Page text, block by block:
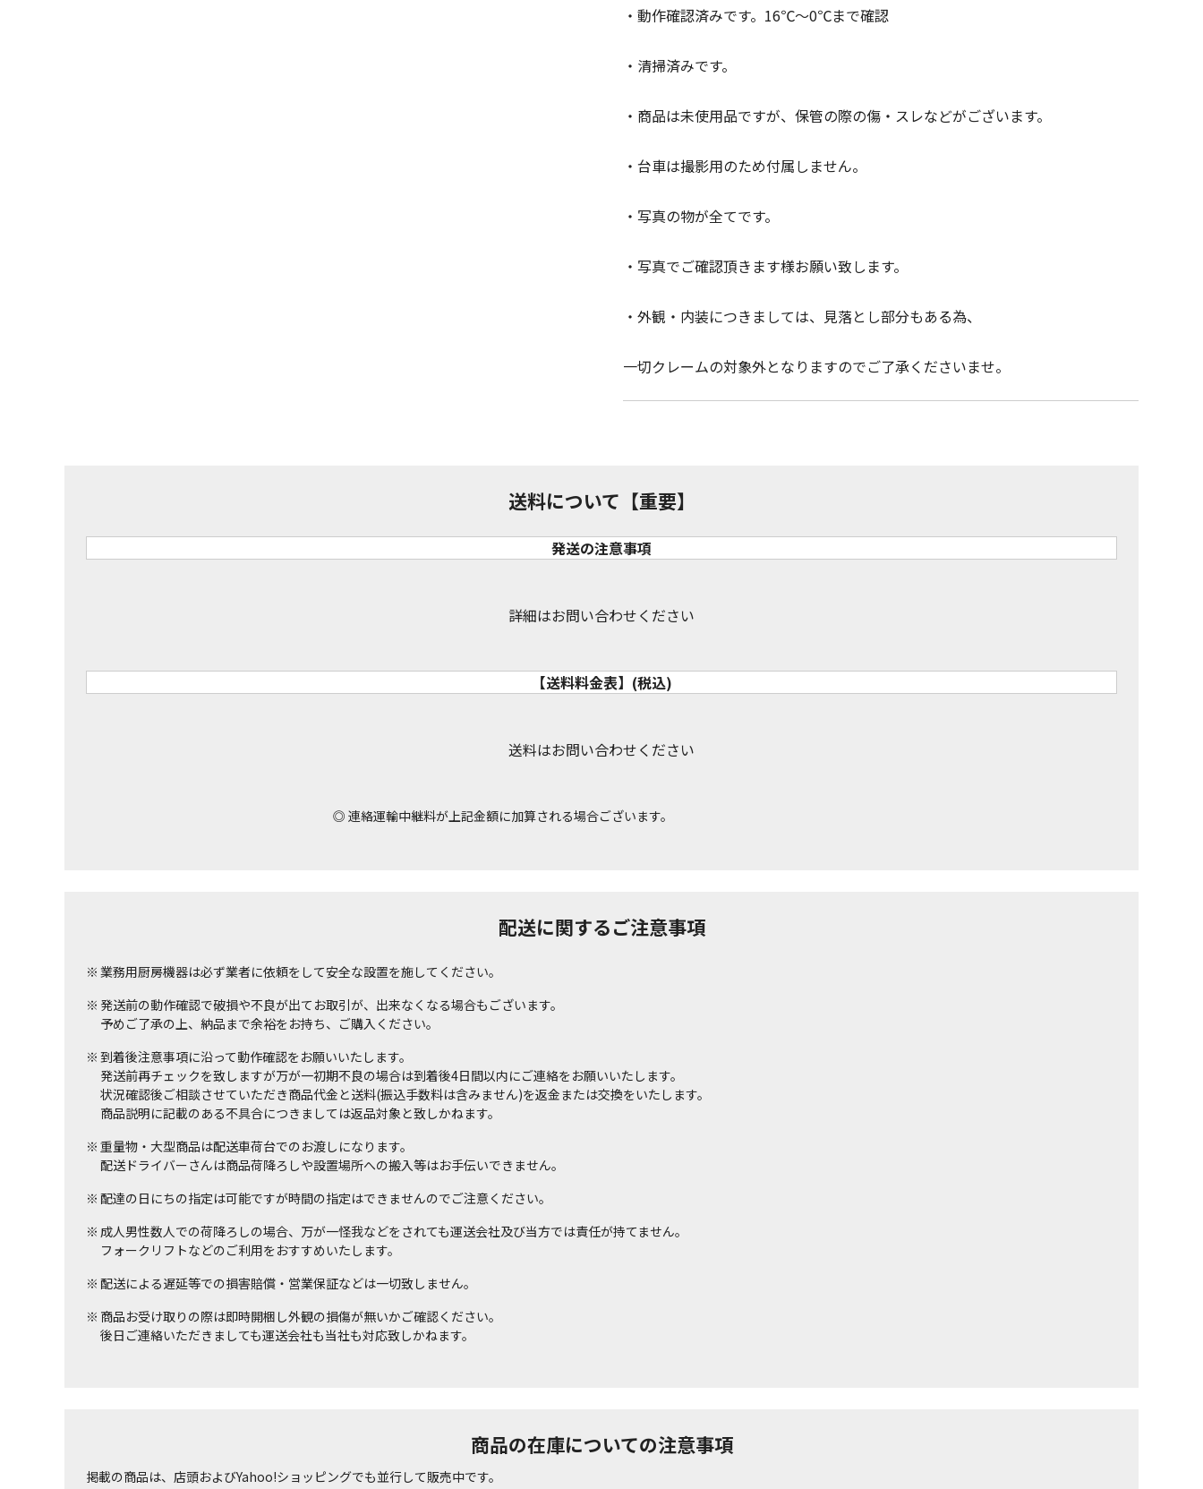
・動作確認済みです。16℃〜0℃まで確認
・清掃済みです。
・商品は未使用品ですが、保管の際の傷・スレなどがございます。
・台車は撮影用のため付属しません。
・写真の物が全てです。
・写真でご確認頂きます様お願い致します。
・外観・内装につきましては、見落とし部分もある為、
一切クレームの対象外となりますのでご了承くださいませ。
送料について【重要】
発送の注意事項
詳細はお問い合わせください
【送料料金表】(税込)
送料はお問い合わせください
◎ 連絡運輸中継料が上記金額に加算される場合ございます。
配送に関するご注意事項
業務用厨房機器は必ず業者に依頼をして安全な設置を施してください。
発送前の動作確認で破損や不良が出てお取引が、出来なくなる場合もございます。
予めご了承の上、納品まで余裕をお持ち、ご購入ください。
到着後注意事項に沿って動作確認をお願いいたします。
発送前再チェックを致しますが万が一初期不良の場合は到着後4日間以内にご連絡をお願いいたします。
状況確認後ご相談させていただき商品代金と送料(振込手数料は含みません)を返金または交換をいたします。
商品説明に記載のある不具合につきましては返品対象と致しかねます。
重量物・大型商品は配送車荷台でのお渡しになります。
配送ドライバーさんは商品荷降ろしや設置場所への搬入等はお手伝いできません。
配達の日にちの指定は可能ですが時間の指定はできませんのでご注意ください。
成人男性数人での荷降ろしの場合、万が一怪我などをされても運送会社及び当方では責任が持てません。
フォークリフトなどのご利用をおすすめいたします。
配送による遅延等での損害賠償・営業保証などは一切致しません。
商品お受け取りの際は即時開梱し外観の損傷が無いかご確認ください。
後日ご連絡いただきましても運送会社も当社も対応致しかねます。
商品の在庫についての注意事項
掲載の商品は、店頭およびYahoo!ショッピングでも並行して販売中です。